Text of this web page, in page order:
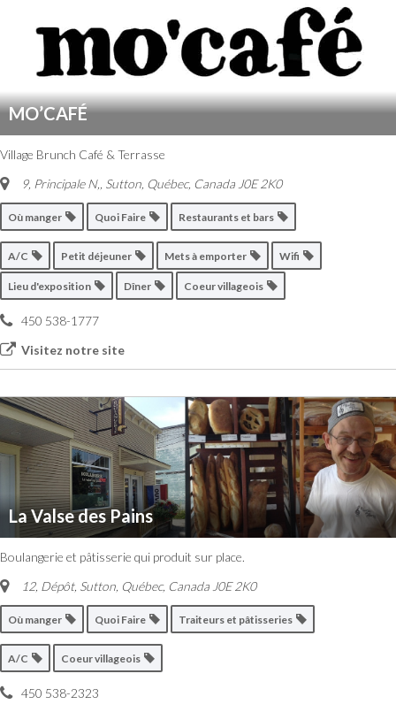
MO’CAFÉ
Village Brunch Café & Terrasse
9, Principale N, Sutton, Québec, Canada J0E 2K0
Où manger Quoi Faire Restaurants et bars
A/C Petit déjeuner Mets à emporter Wifi
Lieu d'exposition Dîner Coeur villageois
450 538-1777
Visitez notre site
La Valse des Pains
Boulangerie et pâtisserie qui produit sur place.
12, Dépôt, Sutton Québec, Canada J0E 2K0
Où manger Quoi Faire Traiteurs et pâtisseries
A/C Coeur villageois
450 538-2323